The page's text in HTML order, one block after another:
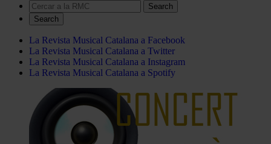
Search
La Revista Musical Catalana a Facebook
La Revista Musical Catalana a Twitter
La Revista Musical Catalana a Instagram
La Revista Musical Catalana a Spotify